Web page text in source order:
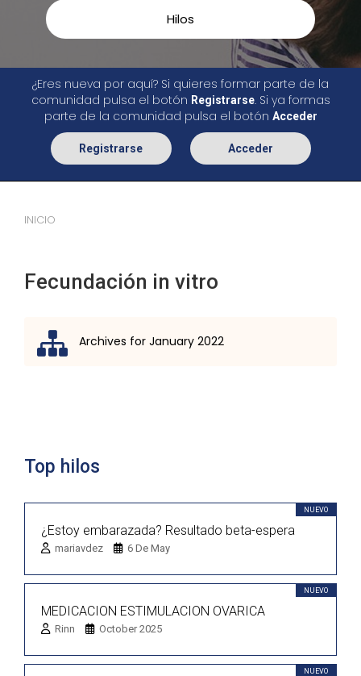
Hilos
¿Eres nueva por aquí? Si quieres formar parte de la
comunidad pulsa el botón Registrarse. Si ya formas
parte de la comunidad pulsa el botón Acceder
Registrarse Acceder
INICIO
Fecundación in vitro
Archives for January 2022
Top hilos
NUEVO
¿Estoy embarazada? Resultado beta-espera
mariavdez 6 De May
NUEVO
MEDICACION ESTIMULACION OVARICA
Rinn October 2025
NUEVO